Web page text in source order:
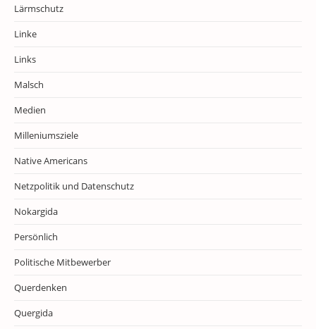
Lärmschutz
Linke
Links
Malsch
Medien
Milleniumsziele
Native Americans
Netzpolitik und Datenschutz
Nokargida
Persönlich
Politische Mitbewerber
Querdenken
Quergida